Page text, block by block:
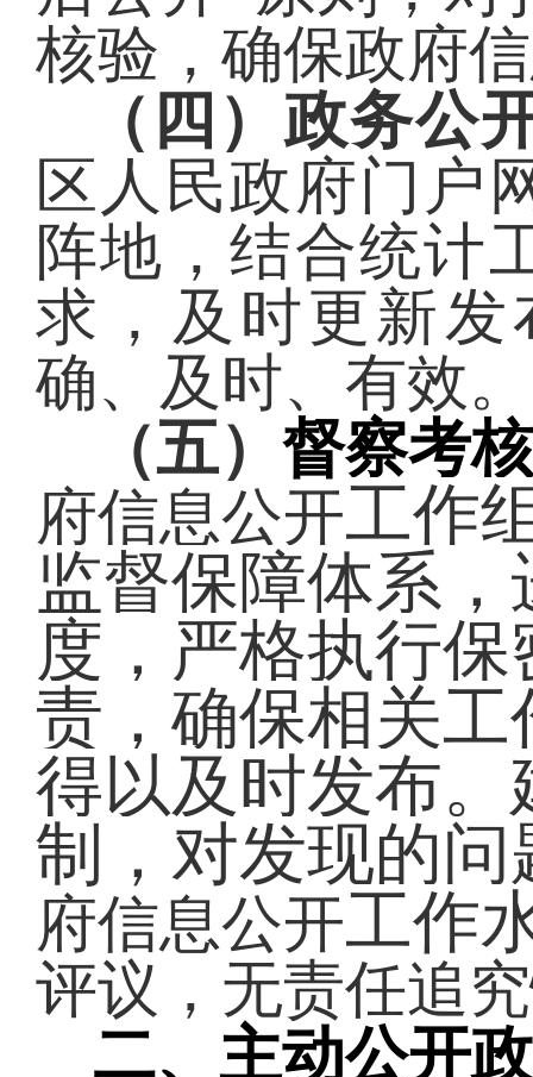
核验，确保政府
（四）政务公
区人民政府门户
阵地，结合统计
求，及时更新
确、及时、有效。
（五） 督察考
府信息公开工作
监督保障体系
度，严格执行
责，确保相关
得以及时发布
制，对发现的
府信息公开工作
评议，无责任追
二、主动公开